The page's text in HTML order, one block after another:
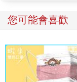
您可能會喜歡